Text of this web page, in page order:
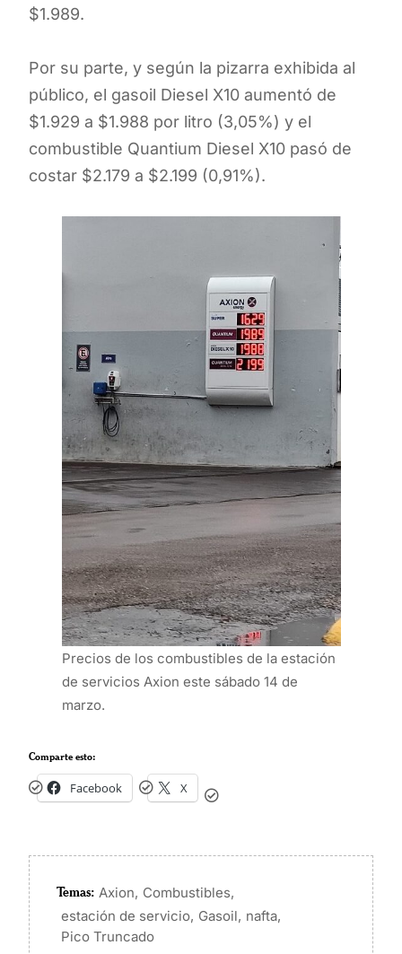
$1.989.
Por su parte, y según la pizarra exhibida al
público, el gasoil Diesel X10 aumentó de
$1.929 a $1.988 por litro (3,05%) y el
combustible Quantium Diesel X10 pasó de
costar $2.179 a $2.199 (0,91%).
Precios de los combustibles de la estación
de servicios Axion este sábado 14 de
marzo.
Comparte esto:
Facebook X
Temas: Axion, Combustibles,
estación de servicio, Gasoil, nafta,
Pico Truncado